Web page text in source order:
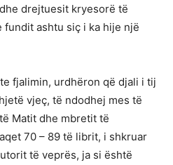
drejtuesit kryesorë të
ashtu siç i ka hije një
fjalimin, urdhëron që djali i tij
vjeç, të ndodhej mes të
Matit dhe mbretit të
70 – 89 të librit, i shkruar
të veprës, ja si është